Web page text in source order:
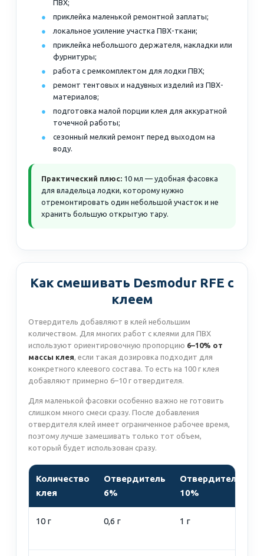
ПВХ;
приклейка маленькой ремонтной заплаты;
локальное усиление участка ПВХ-ткани;
приклейка небольшого держателя, накладки или
фурнитуры;
работа с ремкомплектом для лодки ПВХ;
ремонт тентовых и надувных изделий из ПВХ-
материалов;
подготовка малой порции клея для аккуратной
точечной работы;
сезонный мелкий ремонт перед выходом на
воду.
Практический плюс: 10 мл — удобная фасовка
для владельца лодки, которому нужно
отремонтировать один небольшой участок и не
хранить большую открытую тару.
Как смешивать Desmodur RFE с
клеем
Отвердитель добавляют в клей небольшим
количеством. Для многих работ с клеями для ПВХ
используют ориентировочную пропорцию 6–10% от
массы клея, если такая дозировка подходит для
конкретного клеевого состава. То есть на 100 г клея
добавляют примерно 6–10 г отвердителя.
Для маленькой фасовки особенно важно не готовить
слишком много смеси сразу. После добавления
отвердителя клей имеет ограниченное рабочее время,
поэтому лучше замешивать только тот объем,
который будет использован сразу.
Количество
клея
Отвердитель
6%
Отвердитель
10%
10 г 0,6 г 1 г